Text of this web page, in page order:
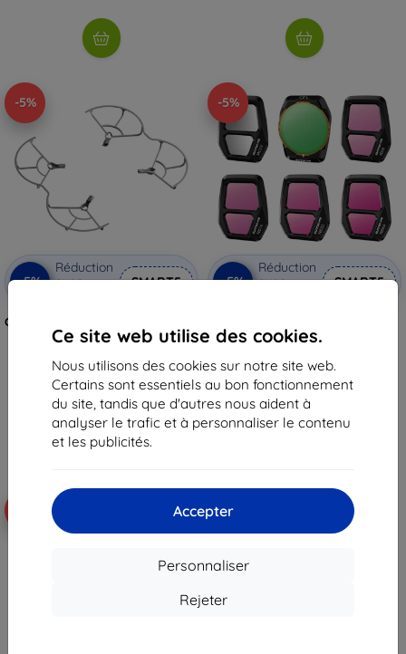
Ce site web utilise des cookies.
Nous utilisons des cookies sur notre site web.
Certains sont essentiels au bon fonctionnement
du site, tandis que d'autres nous aident à
analyser le trafic et à personnaliser le contenu
et les publicités.
Accepter
Personnaliser
Rejeter
-5%
-5%
Réduction
avec
SMART5
Couvercle d'hélice Sunnylife A3S-
KC910 pour AIR 3S/AIR 3
17,95 €
En stock > 5 pièces
-5%
-5%
Réduction
avec
SMART5
A3S-FI929 pour AIR 3S
25,56 €
En stock > 5 pièces
-5%